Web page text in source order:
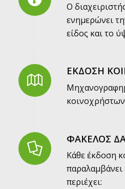
Ο
ενημερώνει
είδος και το
ΕΚΔΟΣΗ
ΦΑΚΕΛΟΣ
Κάθε έκδοση
περιέχει: